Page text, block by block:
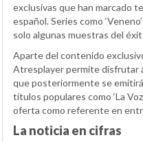
exclusivas que han marcado
español. Series como
solo algunas muestras del
Aparte del contenido
Atresplayer permite disfrutar
que posteriormente se
títulos populares como ‘La
oferta como referente en
La noticia en cifras